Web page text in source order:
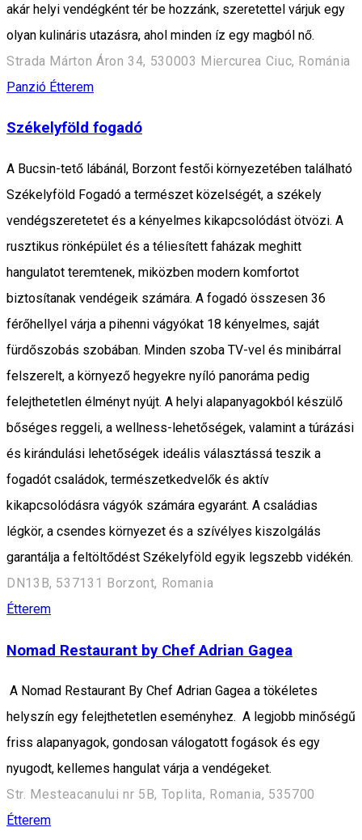
akár helyi vendégként tér be hozzánk, szeretettel várjuk egy
olyan kulináris utazásra, ahol minden íz egy magból nő.
Strada Márton Áron 34, 530003 Miercurea Ciuc, Románia
Panzió Étterem
Székelyföld fogadó
A Bucsin-tető lábánál, Borzont festői környezetében található
Székelyföld Fogadó a természet közelségét, a székely
vendégszeretetet és a kényelmes kikapcsolódást ötvözi. A
rusztikus rönképület és a téliesített faházak meghitt
hangulatot teremtenek, miközben modern komfortot
biztosítanak vendégeik számára. A fogadó összesen 36
férőhellyel várja a pihenni vágyókat 18 kényelmes, saját
fürdőszobás szobában. Minden szoba TV-vel és minibárral
felszerelt, a környező hegyekre nyíló panoráma pedig
felejthetetlen élményt nyújt. A helyi alapanyagokból készülő
bőséges reggeli, a wellness-lehetőségek, valamint a túrázási
és kirándulási lehetőségek ideális választássá teszik a
fogadót családok, természetkedvelők és aktív
kikapcsolódásra vágyók számára egyaránt. A családias
légkör, a csendes környezet és a szívélyes kiszolgálás
garantálja a feltöltődést Székelyföld egyik legszebb vidékén.
DN13B, 537131 Borzont, Romania
Étterem
Nomad Restaurant by Chef Adrian Gagea
A Nomad Restaurant By Chef Adrian Gagea a tökéletes
helyszín egy felejthetetlen eseményhez. A legjobb minőségű
friss alapanyagok, gondosan válogatott fogások és egy
nyugodt, kellemes hangulat várja a vendégeket.
Str. Mesteacanului nr 5B, Toplita, Romania, 535700
Étterem